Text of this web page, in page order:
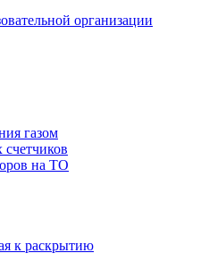
организации
газом
счетчиков
на ТО
к раскрытию